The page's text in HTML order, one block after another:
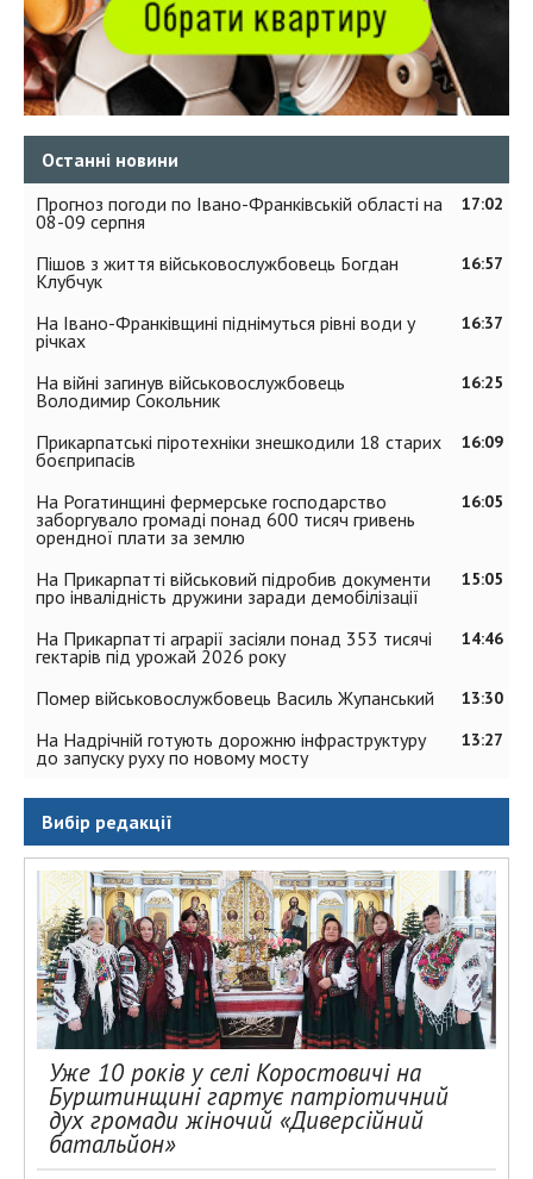
Останні новини
17:02
Прогноз погоди по Івано-Франківській області на
08-09 серпня
16:57
Пішов з життя військовослужбовець Богдан
Клубчук
16:37
На Івано-Франківщині піднімуться рівні води у
річках
16:25
На війні загинув військовослужбовець
Володимир Сокольник
16:09
Прикарпатські піротехніки знешкодили 18 старих
боєприпасів
16:05
На Рогатинщині фермерське господарство
заборгувало громаді понад 600 тисяч гривень
орендної плати за землю
15:05
На Прикарпатті військовий підробив документи
про інвалідність дружини заради демобілізації
14:46
На Прикарпатті аграрії засіяли понад 353 тисячі
гектарів під урожай 2026 року
13:30
Помер військовослужбовець Василь Жупанський
13:27
На Надрічній готують дорожню інфраструктуру
до запуску руху по новому мосту
Вибір редакції
Уже 10 років у селі Коростовичі на
Бурштинщині гартує патріотичний
дух громади жіночий «Диверсійний
батальйон»